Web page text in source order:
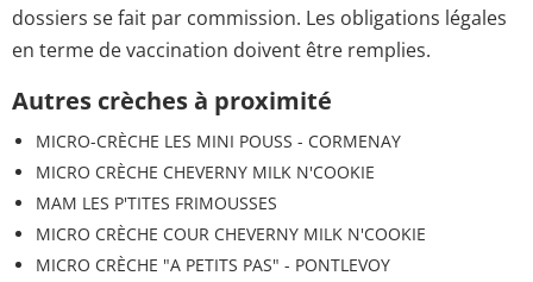
dossiers se fait par commission. Les obligations légales
en terme de vaccination doivent être remplies.
Autres crèches à proximité
MICRO-CRÈCHE LES MINI POUSS - CORMENAY
MICRO CRÈCHE CHEVERNY MILK N'COOKIE
MAM LES P'TITES FRIMOUSSES
MICRO CRÈCHE COUR CHEVERNY MILK N'COOKIE
MICRO CRÈCHE "A PETITS PAS" - PONTLEVOY